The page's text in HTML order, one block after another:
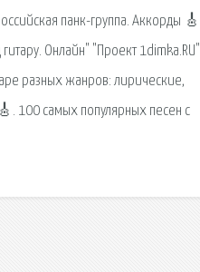
панк-группа. Аккорды 🎸
Онлайн" "Проект 1dimka.RU"
разных жанров: лирические,
100 самых популярных песен с